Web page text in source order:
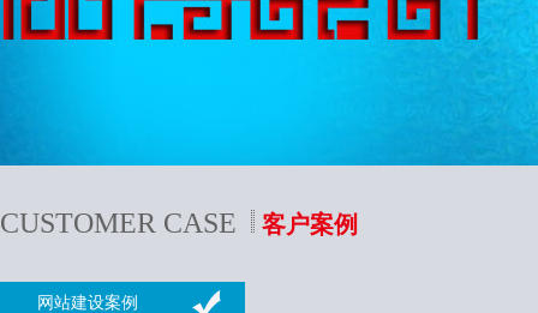
CUSTOMER CASE 客户案例
网站建设案例